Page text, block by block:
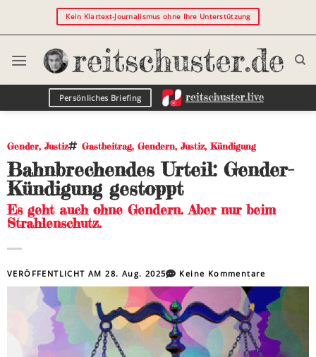
Kein Klartext-Journalismus ohne Ihre Unterstützung
Persönliches Briefing
Gender, Justiz Gastbeitrag, Gendern, Justiz, Kündigung
Bahnbrechendes Urteil: Gender-
Kündigung gestoppt
Es geht auch ohne Gendern. Aber nur beim
Strahlenschutz.
VERÖFFENTLICHT AM28. Aug. 2025 Keine Kommentare